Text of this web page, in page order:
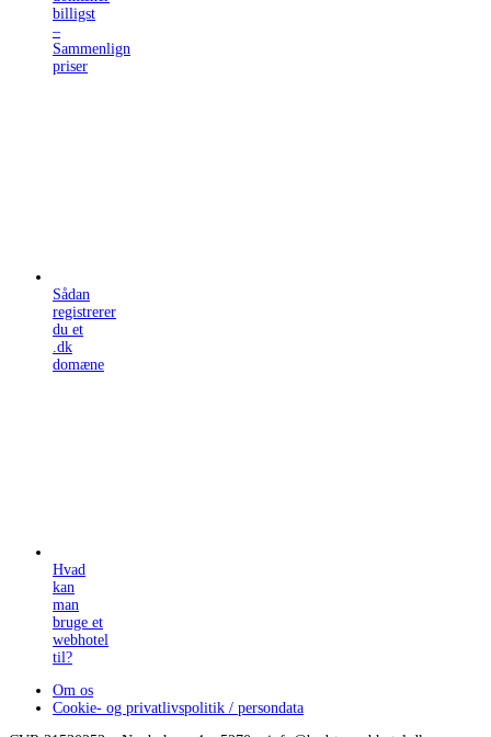
billigst
–
Sammenlign
priser
Sådan
registrerer
du et
.dk
domæne
Hvad
kan
man
bruge et
webhotel
til?
Om os
Cookie- og privatlivspolitik / persondata